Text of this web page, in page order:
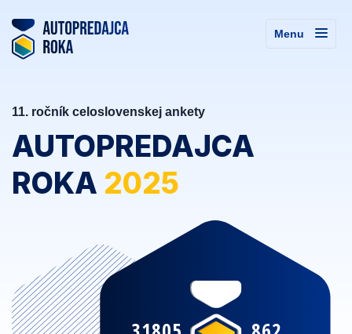
Menu
11. ročník celoslovenskej ankety
AUTOPREDAJCA
ROKA 2025